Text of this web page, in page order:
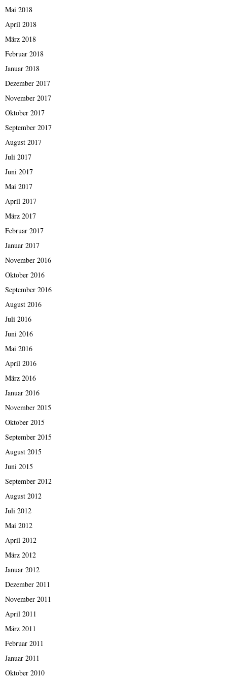
Mai 2018
April 2018
März 2018
Februar 2018
Januar 2018
Dezember 2017
November 2017
Oktober 2017
September 2017
August 2017
Juli 2017
Juni 2017
Mai 2017
April 2017
März 2017
Februar 2017
Januar 2017
November 2016
Oktober 2016
September 2016
August 2016
Juli 2016
Juni 2016
Mai 2016
April 2016
März 2016
Januar 2016
November 2015
Oktober 2015
September 2015
August 2015
Juni 2015
September 2012
August 2012
Juli 2012
Mai 2012
April 2012
März 2012
Januar 2012
Dezember 2011
November 2011
April 2011
März 2011
Februar 2011
Januar 2011
Oktober 2010